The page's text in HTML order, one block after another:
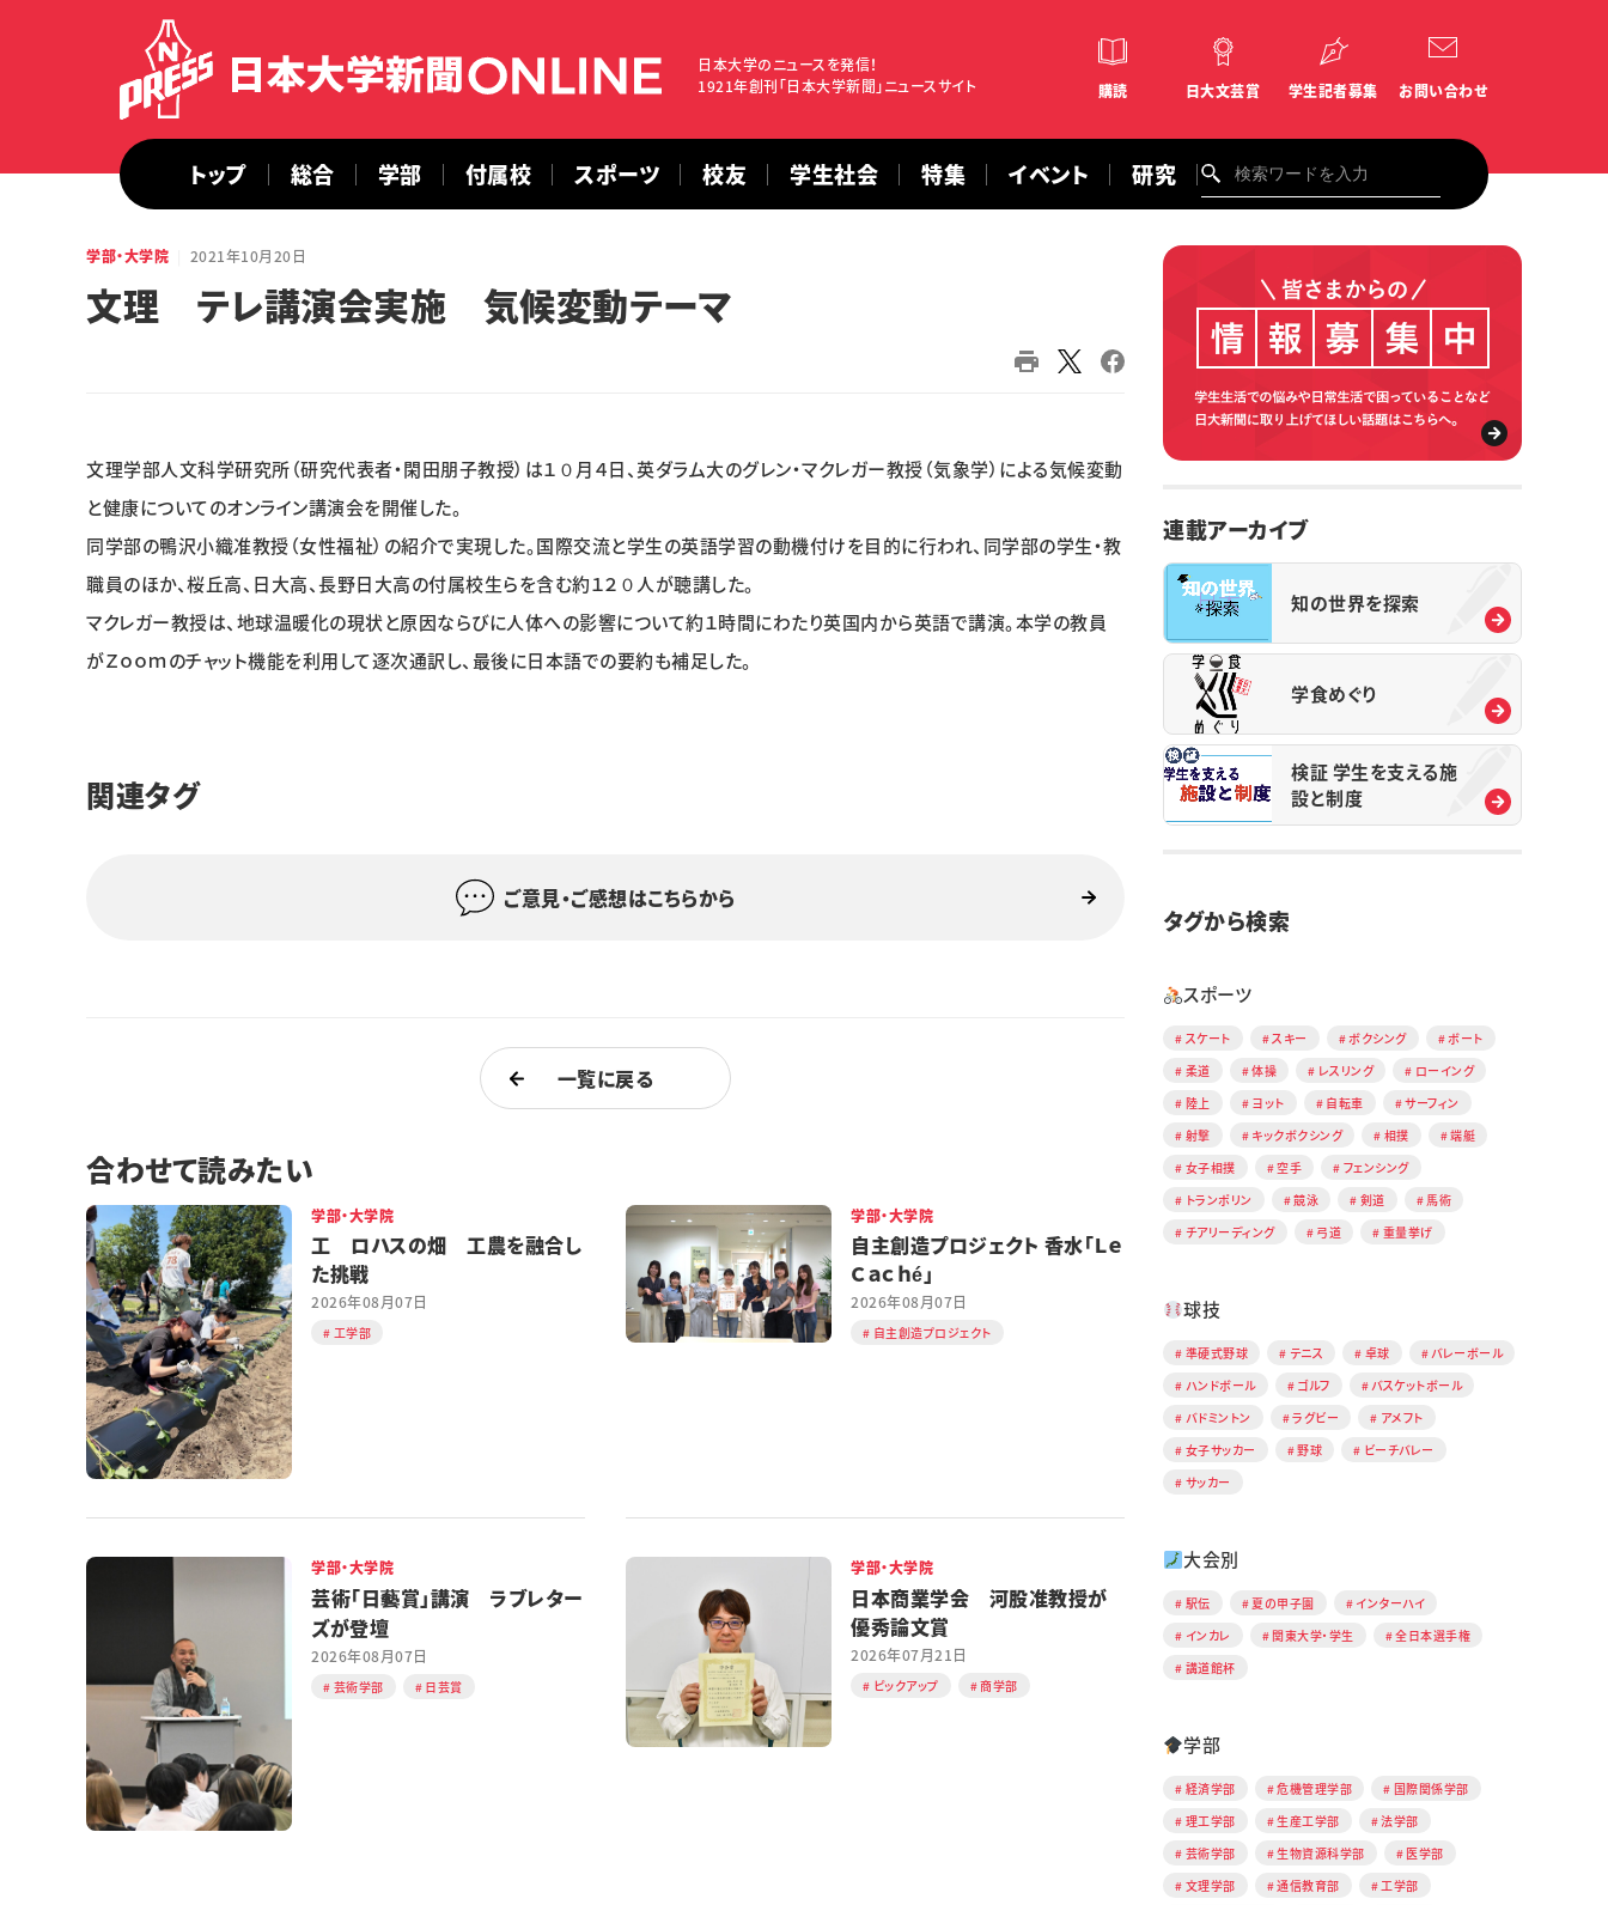
日本大学のニュースを発信！
1921年創刊「日本大学新聞」ニュースサイト
購読 日大文芸賞 学生記者募集 お問い合わせ
トップ 総合 学部 付属校 スポーツ 校友 学生社会 特集 イベント 研究
学部・大学院 2021年10月20日
文理 テレ講演会実施 気候変動テーマ
文理学部人文科学研究所（研究代表者・閑田朋子教授）は１０月４日、英ダラム大のグレン・マクレガー教授（気象学）による気候変動
と健康についてのオンライン講演会を開催した。
同学部の鴨沢小織准教授（女性福祉）の紹介で実現した。国際交流と学生の英語学習の動機付けを目的に行われ、同学部の学生・教
職員のほか、桜丘高、日大高、長野日大高の付属校生らを含む約１２０人が聴講した。
マクレガー教授は、地球温暖化の現状と原因ならびに人体への影響について約１時間にわたり英国内から英語で講演。本学の教員
がＺｏｏｍのチャット機能を利用して逐次通訳し、最後に日本語での要約も補足した。
関連タグ
ご意見・ご感想はこちらから
一覧に戻る
合わせて読みたい
学部・大学院
工 ロハスの畑 工農を融合し
た挑戦
2026年08月07日
工学部
学部・大学院
自主創造プロジェクト 香水「Ｌｅ
Ｃａｃｈé」
2026年08月07日
自主創造プロジェクト
学部・大学院
芸術「日藝賞」講演 ラブレター
ズが登壇
2026年08月07日
芸術学部 日芸賞
学部・大学院
日本商業学会 河股准教授が
優秀論文賞
2026年07月21日
ピックアップ 商学部
連載アーカイブ
知の世界を探索
学食めぐり
検証 学生を支える施
設と制度
タグから検索
スポーツ
スケート スキー ボクシング
ボート
柔道
体操 レスリング
ローイング
陸上
ヨット 自転車
サーフィン
射撃
キックボクシング 相撲
端艇
女子相撲
空手
フェンシング
トランポリン
競泳 剣道
馬術
チアリーディング
弓道 重量挙げ
球技
準硬式野球 テニス 卓球
バレーボール
ハンドボール
ゴルフ
バスケットボール
バドミントン
ラグビー
アメフト
女子サッカー
野球
ビーチバレー
サッカー
大会別
駅伝 夏の甲子園
インターハイ
インカレ
関東大学・学生
全日本選手権
講道館杯
学部
経済学部 危機管理学部
国際関係学部
理工学部
生産工学部
法学部
芸術学部
生物資源科学部
医学部
文理学部
通信教育部
工学部